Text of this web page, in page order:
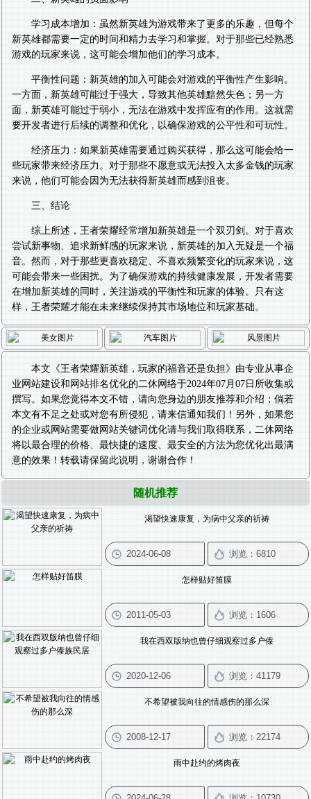
学习成本增加：虽然新英雄为游戏带来了更多的乐趣，但每个
新英雄都需要一定的时间和精力去学习和掌握。对于那些已经熟悉
游戏的玩家来说，这可能会增加他们的学习成本。
平衡性问题：新英雄的加入可能会对游戏的平衡性产生影响。
一方面，新英雄可能过于强大，导致其他英雄黯然失色；另一方
面，新英雄可能过于弱小，无法在游戏中发挥应有的作用。这就需
要开发者进行后续的调整和优化，以确保游戏的公平性和可玩性。
经济压力：如果新英雄需要通过购买获得，那么这可能会给一
些玩家带来经济压力。对于那些不愿意或无法投入太多金钱的玩家
来说，他们可能会因为无法获得新英雄而感到沮丧。
三、结论
综上所述，王者荣耀经常增加新英雄是一个双刃剑。对于喜欢
尝试新事物、追求新鲜感的玩家来说，新英雄的加入无疑是一个福
音。然而，对于那些更喜欢稳定、不喜欢频繁变化的玩家来说，这
可能会带来一些困扰。为了确保游戏的持续健康发展，开发者需要
在增加新英雄的同时，关注游戏的平衡性和玩家的体验。只有这
样，王者荣耀才能在未来继续保持其市场地位和玩家基础。
本文《王者荣耀新英雄，玩家的福音还是负担 》由专业从事企
业网站建设和 网站排名优化的二休网络于2024年07月07日所收集或
撰写。如果您觉得本文不错，请向您身边的朋友推荐和介绍；倘若
本文有不足之处或对您有所侵犯，请来信通知我们！另外，如果您
的企业或网站需要做网站关键词优化请与我们取得联系，二休网络
将以最合理的价格、最快捷的速度、最安全的方法为您优化出最满
意的效果！转载请保留此说明，谢谢合作！
随机推荐
渴望快速康复，为病中父亲的祈祷
怎样贴好笛膜
我在西双版纳也曾仔细观察过多户傣
不希望被我向往的情感伤的那么深
雨中赴约的烤肉夜